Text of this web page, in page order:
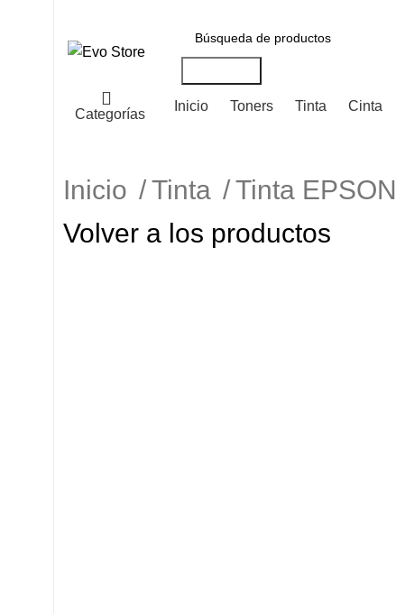
Categorías
Inicio Toners Tinta Cinta
Inicio Tinta Tinta EPSON
Volver a los productos